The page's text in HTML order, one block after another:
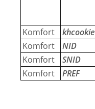
Komfort
khcookie
Komfort
NID
Komfort
SNID
Komfort
PREF